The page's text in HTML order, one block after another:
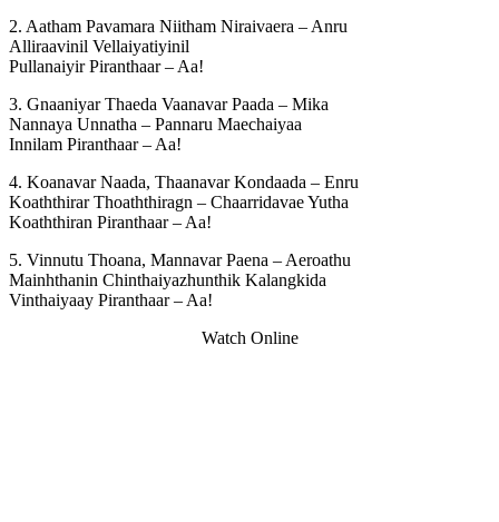
2. Aatham Pavamara Niitham Niraivaera – Anru
Alliraavinil Vellaiyatiyinil
Pullanaiyir Piranthaar – Aa!
3. Gnaaniyar Thaeda Vaanavar Paada – Mika
Nannaya Unnatha – Pannaru Maechaiyaa
Innilam Piranthaar – Aa!
4. Koanavar Naada, Thaanavar Kondaada – Enru
Koaththirar Thoaththiragn – Chaarridavae Yutha
Koaththiran Piranthaar – Aa!
5. Vinnutu Thoana, Mannavar Paena – Aeroathu
Mainhthanin Chinthaiyazhunthik Kalangkida
Vinthaiyaay Piranthaar – Aa!
Watch Online